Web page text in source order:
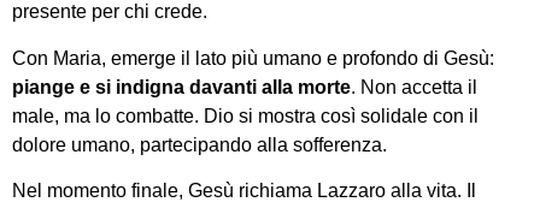
presente per chi crede.
Con Maria, emerge il lato più umano e profondo di Gesù:
piange e si indigna davanti alla morte. Non accetta il
male, ma lo combatte. Dio si mostra così solidale con il
dolore umano, partecipando alla sofferenza.
Nel momento finale, Gesù richiama Lazzaro alla vita. Il